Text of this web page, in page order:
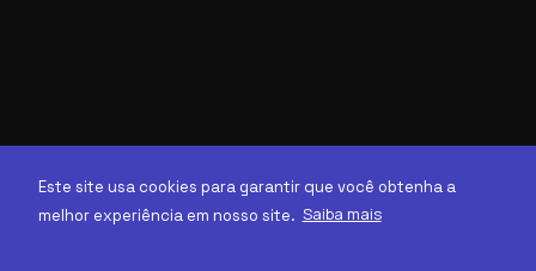
Este site usa cookies para garantir que você obtenha a
melhor experiência em nosso site. Saiba mais